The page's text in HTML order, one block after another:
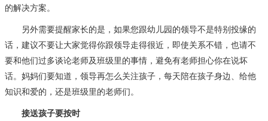
的解决方案。
另外需要提醒家长的是，如果您跟幼儿园的领导不是特别投缘的
话，建议不要让大家觉得你跟领导走得很近，即使关系不错，也请不
要和他们过多谈论老师及班级里的事情，避免有老师担心你在说坏
话。妈妈们要知道，领导再怎么关注孩子，每天陪在孩子身边、给他
知识和爱的，还是班级里的老师们。
接送孩子要按时